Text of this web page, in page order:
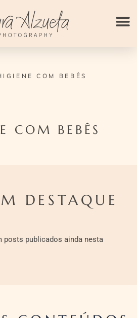
COM BEBÊS
COM BEBÊS
DESTAQUE
posts publicados ainda nesta